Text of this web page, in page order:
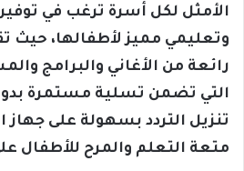
الأمثل لكل أسرة ترغب في
وتعليمي مميز لأطفالها، حيث
رائعة من الأغاني والبرامج
التي تضمن تسلية مستمرة
تنزيل التردد بسهولة على جهاز
متعة التعلم والمرح للأطفال